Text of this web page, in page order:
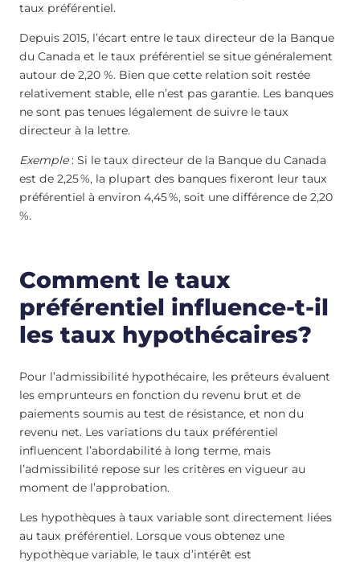
taux préférentiel.
Depuis 2015, l’écart entre le taux directeur de la Banque
du Canada et le taux préférentiel se situe généralement
autour de 2,20 %. Bien que cette relation soit restée
relativement stable, elle n’est pas garantie. Les banques
ne sont pas tenues légalement de suivre le taux
directeur à la lettre.
Exemple: Si le taux directeur de la Banque du Canada
est de 2,25%, la plupart des banques fixeront leur taux
préférentiel à environ 4,45%, soit une différence de 2,20
%.
Comment le taux
préférentiel influence-t-il
les taux hypothécaires?
Pour l’admissibilité hypothécaire, les prêteurs évaluent
les emprunteurs en fonction du revenu brut et de
paiements soumis au test de résistance, et non du
revenu net. Les variations du taux préférentiel
influencent l’abordabilité à long terme, mais
l’admissibilité repose sur les critères en vigueur au
moment de l’approbation.
Les hypothèques à taux variable sont directement liées
au taux préférentiel. Lorsque vous obtenez une
hypothèque variable, le taux d’intérêt est